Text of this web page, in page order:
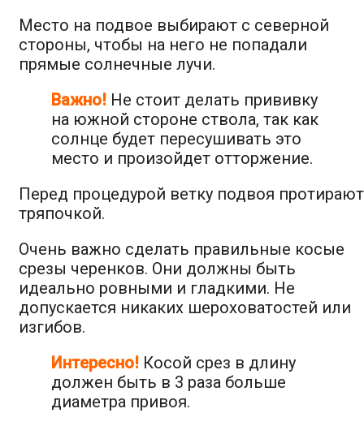
Место на подвое выбирают с северной
стороны, чтобы на него не попадали
прямые солнечные лучи.
Важно! Не стоит делать прививку
на южной стороне ствола, так как
солнце будет пересушивать это
место и произойдет отторжение.
Перед процедурой ветку подвоя протирают
тряпочкой.
Очень важно сделать правильные косые
срезы черенков. Они должны быть
идеально ровными и гладкими. Не
допускается никаких шероховатостей или
изгибов.
Интересно! Косой срез в длину
должен быть в 3 раза больше
диаметра привоя.